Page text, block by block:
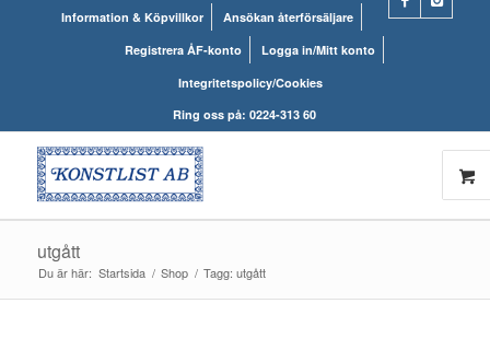
Information & Köpvillkor
Ansökan återförsäljare
Registrera ÅF-konto
Logga in/Mitt konto
Integritetspolicy/Cookies
Ring oss på: 0224-313 60
utgått
Du är här: Startsida / Shop / Tagg: utgått